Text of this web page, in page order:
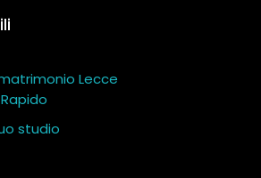
Lecce
studio